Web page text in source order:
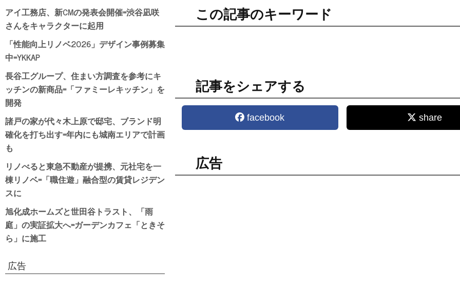
この記事のキーワード
記事をシェアする
facebook share
広告
アイ工務店、新CMの発表会開催=渋谷凪咲
さんをキャラクターに起用
「性能向上リノベ2026」デザイン事例募集
中=YKKAP
長谷工グループ、住まい方調査を参考にキ
ッチンの新商品=「ファミーレキッチン」を
開発
諸戸の家が代々木上原で邸宅、ブランド明
確化を打ち出す=年内にも城南エリアで計画
も
リノべると東急不動産が提携、元社宅を一
棟リノベ=「職住遊」融合型の賃貸レジデン
スに
旭化成ホームズと世田谷トラスト、「雨
庭」の実証拡大へ=ガーデンカフェ「ときそ
ら」に施工
広告